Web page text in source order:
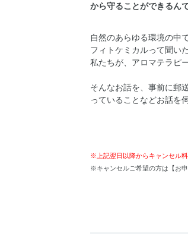
から守ることができるんで
自然のあらゆる環境の中
フィトケミカルって聞い
私たちが、アロマテラピ
そんなお話を、事前に郵
っていることなどお話を
※上記翌日以降からキャンセル
※キャンセルご希望の方は【お